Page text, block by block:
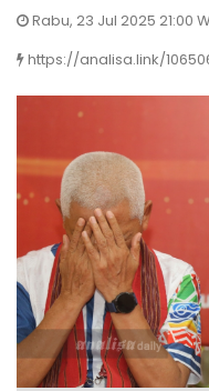
Rabu, 23 Jul 2025 21:00
https://analisa.link/